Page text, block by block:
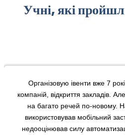
Учні, які
Раніше завжди було
спілкування між учасниками:
сором’язливі, ніхто не знає з
мобільному застосунку з
повідомленнями, закладками та